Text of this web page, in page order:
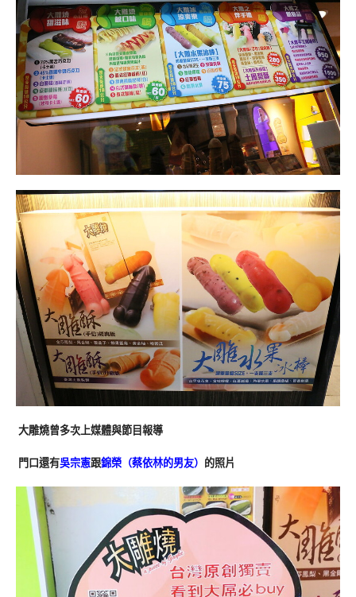
大雕燒曾多次上媒體與節目報導
門口還有吳宗憲跟錦榮（蔡依林的男友） 的照片